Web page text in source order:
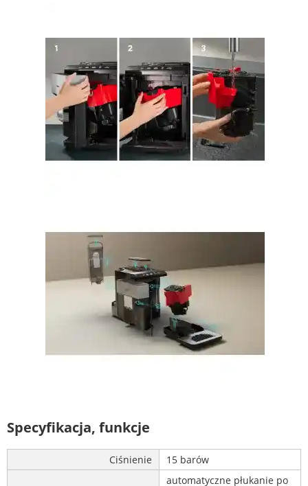
Specyfikacja, funkcje
Ciśnienie 15 barów
automatyczne płukanie po